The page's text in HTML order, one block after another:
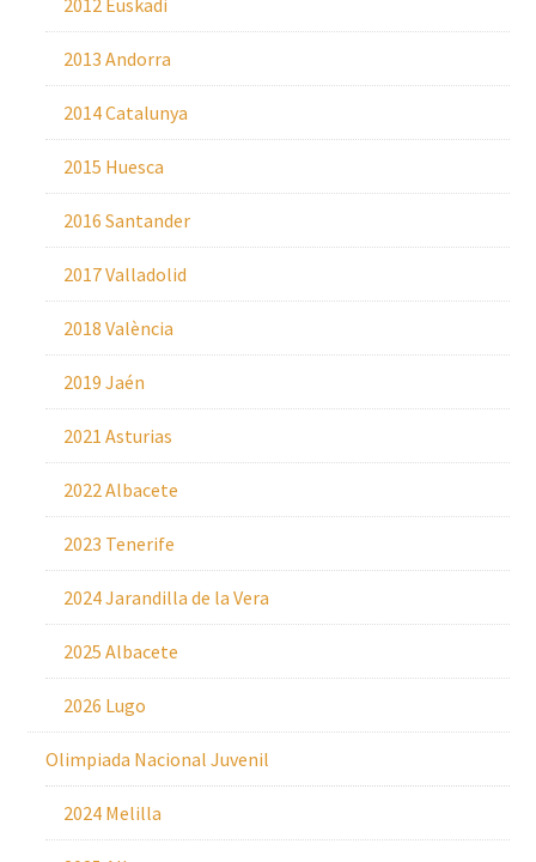
2012 Euskadi
2013 Andorra
2014 Catalunya
2015 Huesca
2016 Santander
2017 Valladolid
2018 València
2019 Jaén
2021 Asturias
2022 Albacete
2023 Tenerife
2024 Jarandilla de la Vera
2025 Albacete
2026 Lugo
Olimpiada Nacional Juvenil
2024 Melilla